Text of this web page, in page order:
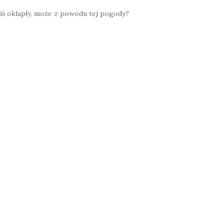
oklapły, może z powodu tej pogody?